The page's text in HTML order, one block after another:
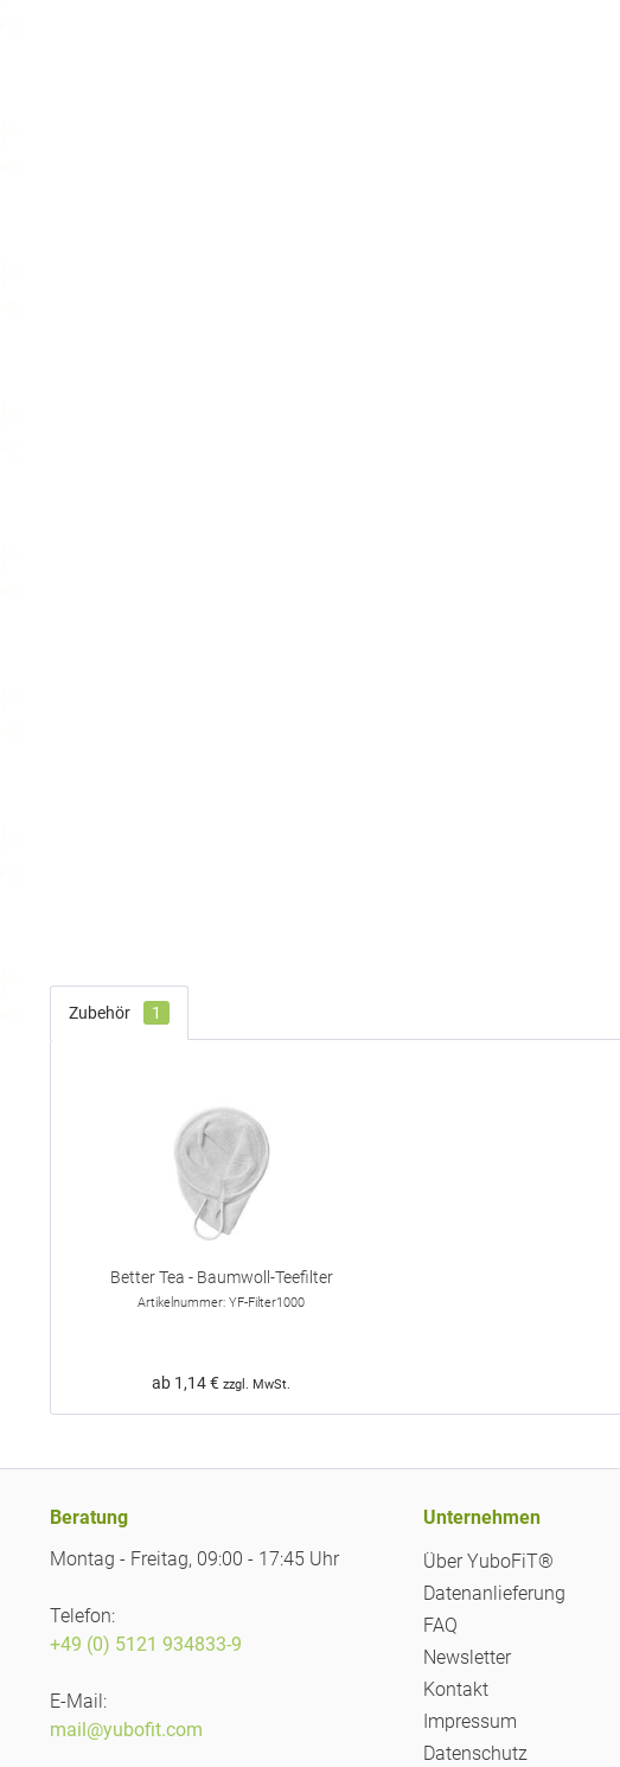
Zubehör 1
Better Tea - Baumwoll-Teefilter
Artikelnummer: YF-Filter1000
ab 1,14 €zzgl. MwSt.
Beratung
Montag - Freitag, 09:00 - 17:45 Uhr
Telefon:
+49 (0) 5121 934833-9
E-Mail:
mail@yubofit.com
Unternehmen
Über YuboFiT®
Datenanlieferung
FAQ
Newsletter
Kontakt
Impressum
Datenschutz